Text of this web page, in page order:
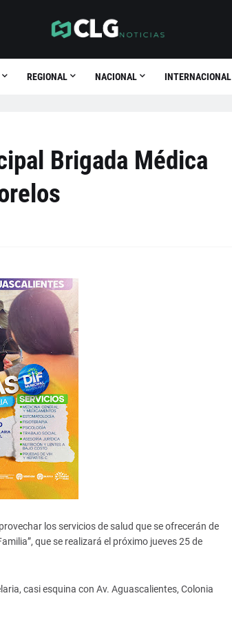
REGIONAL NACIONAL INTERNACIONAL
Brigada Médica
los servicios de salud que se ofrecerán de
que se realizará el próximo jueves 25 de
casi esquina con Av. Aguascalientes, Colonia